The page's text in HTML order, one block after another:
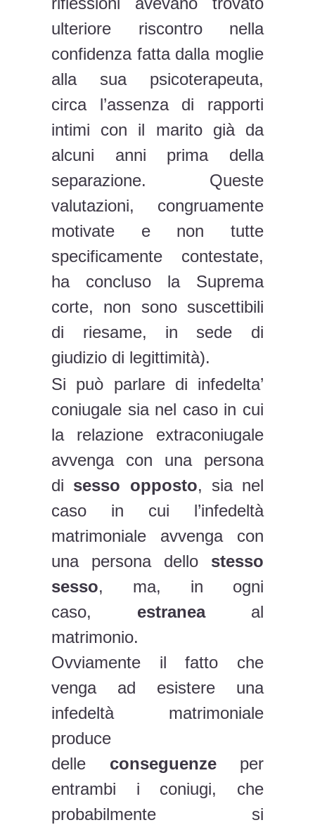
ulteriore riscontro nella
confidenza fatta dalla moglie
alla sua psicoterapeuta,
circa l’assenza di rapporti
intimi con il marito già da
alcuni anni prima della
separazione. Queste
valutazioni, congruamente
motivate e non tutte
specificamente contestate,
ha concluso la Suprema
corte, non sono suscettibili
di riesame, in sede di
giudizio di legittimità).
Si può parlare di infedelta’
coniugale sia nel caso in cui
la relazione extraconiugale
avvenga con una persona
di sesso opposto, sia nel
caso in cui l’infedeltà
matrimoniale avvenga con
una persona dello stesso
sesso, ma, in ogni
caso, estraneaal
matrimonio.
Ovviamente il fatto che
venga ad esistere una
infedeltà matrimoniale
produce
delle conseguenzeper
entrambi i coniugi, che
probabilmente si